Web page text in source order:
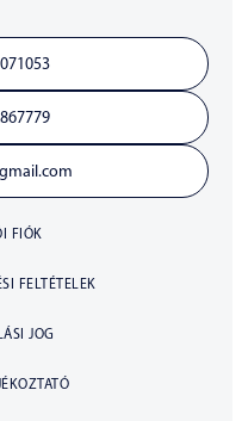
FIÓK
FELTÉTELEK
JOG